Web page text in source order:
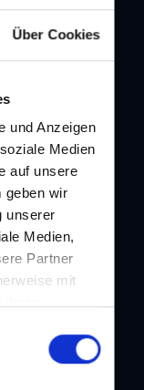
Über Cookies
und Anzeigen
Medien
auf unsere
geben wir
unserer
Medien,
Partner
mit